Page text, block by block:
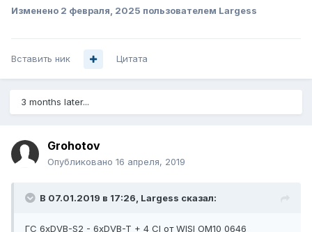
Изменено 2 февраля, 2025 пользователем Largess
Вставить ник Цитата
3 months later...
Grohotov
Опубликовано 16 апреля, 2019
В 07.01.2019 в 17:26, Largess сказал:
ГС 6хDVB-S2 - 6xDVB-T + 4 CI от WISI OM10 0646